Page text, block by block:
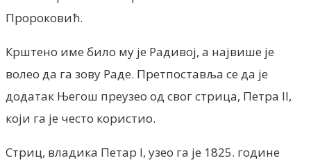
Пророковић.
Крштено име било му је Радивој, а највише је
волео да га зову Раде. Претпоставља се да је
додатак Његош преузео од свог стрица, Петра II,
који га је често користио.
Стриц, владика Петар I, узео га је 1825. године